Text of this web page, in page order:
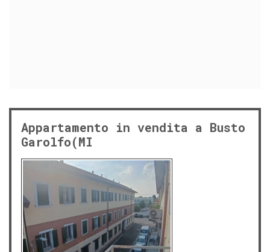
Appartamento in vendita a Busto
Garolfo(MI